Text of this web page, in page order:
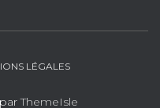
LÉGALES
ThemeIsle